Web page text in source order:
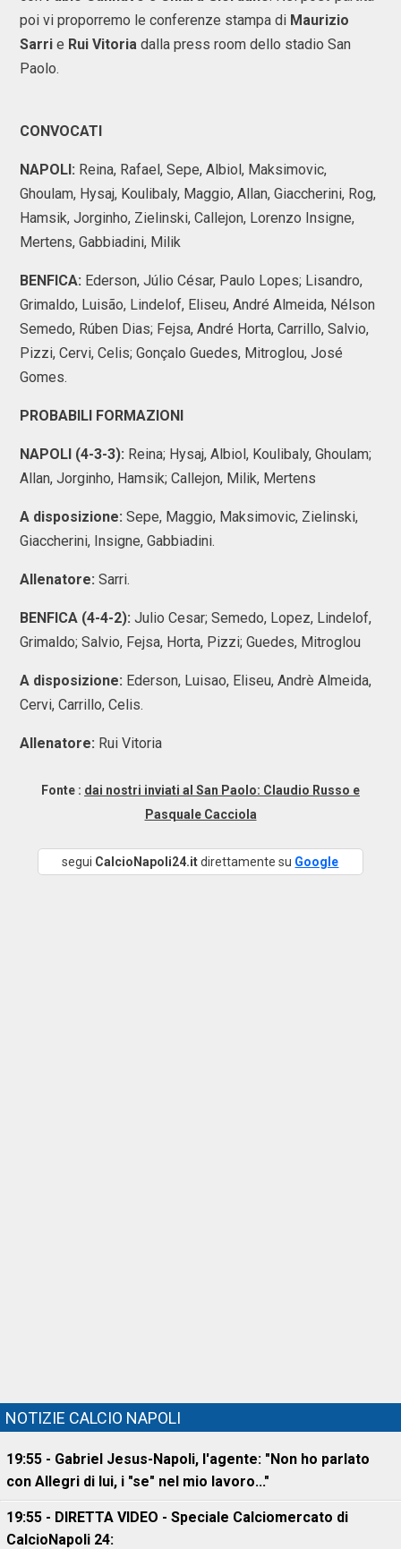
poi vi proporremo le conferenze stampa di Maurizio
Sarri e Rui Vitoria dalla press room dello stadio San
Paolo.
CONVOCATI
NAPOLI: Reina, Rafael, Sepe, Albiol, Maksimovic,
Ghoulam, Hysaj, Koulibaly, Maggio, Allan, Giaccherini, Rog,
Hamsik, Jorginho, Zielinski, Callejon, Lorenzo Insigne,
Mertens, Gabbiadini, Milik
BENFICA: Ederson, Júlio César, Paulo Lopes; Lisandro,
Grimaldo, Luisão, Lindelof, Eliseu, André Almeida, Nélson
Semedo, Rúben Dias; Fejsa, André Horta, Carrillo, Salvio,
Pizzi, Cervi, Celis; Gonçalo Guedes, Mitroglou, José
Gomes.
PROBABILI FORMAZIONI
NAPOLI (4-3-3): Reina; Hysaj, Albiol, Koulibaly, Ghoulam;
Allan, Jorginho, Hamsik; Callejon, Milik, Mertens
A disposizione: Sepe, Maggio, Maksimovic, Zielinski,
Giaccherini, Insigne, Gabbiadini.
Allenatore: Sarri.
BENFICA (4-4-2): Julio Cesar; Semedo, Lopez, Lindelof,
Grimaldo; Salvio, Fejsa, Horta, Pizzi; Guedes, Mitroglou
A disposizione: Ederson, Luisao, Eliseu, Andrè Almeida,
Cervi, Carrillo, Celis.
Allenatore: Rui Vitoria
Fonte : dai nostri inviati al San Paolo: Claudio Russo e
Pasquale Cacciola
segui CalcioNapoli24.itdirettamente su Google
NOTIZIE CALCIO NAPOLI
19:55 - Gabriel Jesus-Napoli, l'agente: "Non ho parlato
con Allegri di lui, i "se" nel mio lavoro..."
19:55 - DIRETTA VIDEO - Speciale Calciomercato di
CalcioNapoli 24: